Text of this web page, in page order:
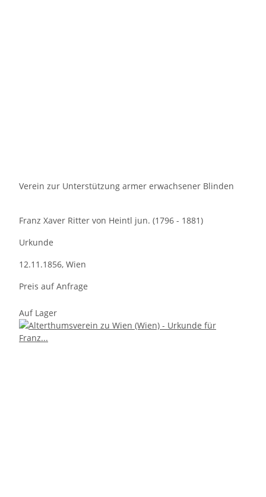
Verein zur Unterstützung armer erwachsener Blinden
Franz Xaver Ritter von Heintl jun. (1796 - 1881)
Urkunde
12.11.1856, Wien
Preis auf Anfrage
Auf Lager